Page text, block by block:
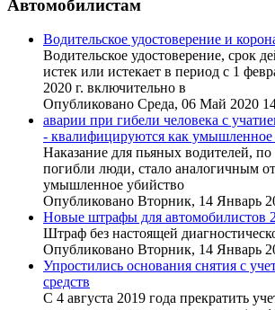
Автомобилистам
Водительское удостоверение и
Водительское удостоверение, срок
истек или истекает в период с 1
2020 г. включительно в
Опубликовано Среда, 06 Май 2020
аварии при гибели человека с
- квалифицируются как умышленное
Наказание для пьяных водителей,
погибли люди, стало аналогичным
умышленное убийство
Опубликовано Вторник, 14 Январь
Новые штрафы для автомобилистов
Штраф без настоящей
Опубликовано Вторник, 14 Январь
Упростились основания снятия с
средств
С 4 августа 2019 года прекратить